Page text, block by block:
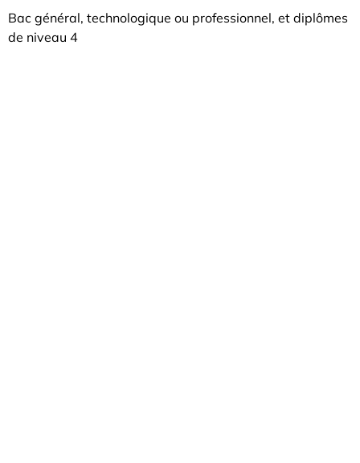
Bac général, technologique ou professionnel, et diplômes
de niveau 4